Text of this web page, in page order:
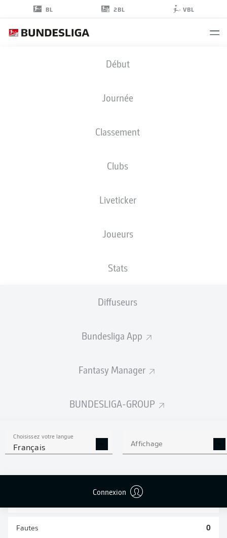
BL 2BL VBL
Début
Journée
Classement
Clubs
Liveticker
Joueurs
Stats
Diffuseurs
Bundesliga App
Fantasy Manager
BUNDESLIGA-GROUP
Choisissez votre langue
Français Affichage
Connexion
STATS DE LA SAISON
2022/2023
0
Fautes 0